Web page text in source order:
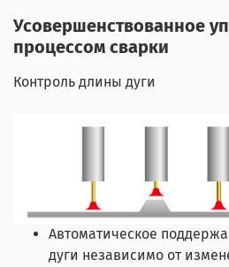
Усовершенствованное
процессом сварки
Контроль длины дуги
Автоматическое
дуги независимо от